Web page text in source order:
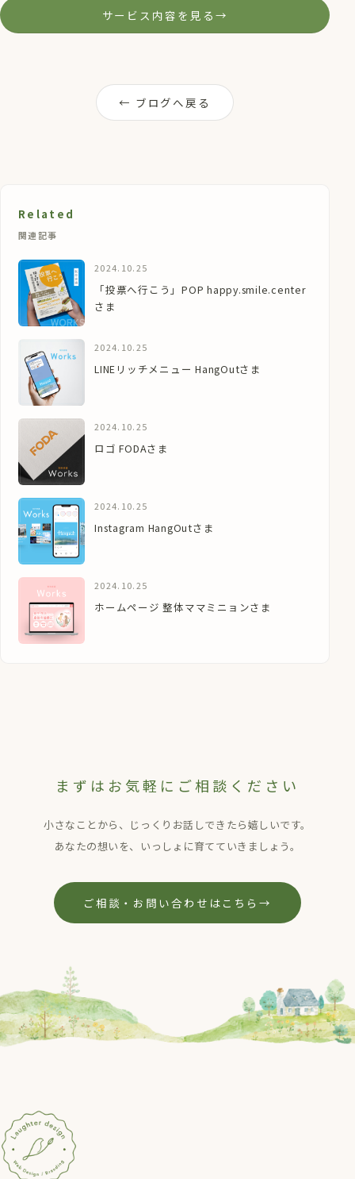
サービス内容を見る →
← ブログへ戻る
Related
関連記事
2024.10.25
「投票へ行こう」POP happy.smile.center
さま
2024.10.25
LINEリッチメニュー HangOutさま
2024.10.25
ロゴ FODAさま
2024.10.25
Instagram HangOutさま
2024.10.25
ホームページ 整体ママミニョンさま
まずはお気軽にご相談ください
小さなことから、じっくりお話しできたら嬉しいです。
あなたの想いを、いっしょに育てていきましょう。
ご相談・お問い合わせはこちら→